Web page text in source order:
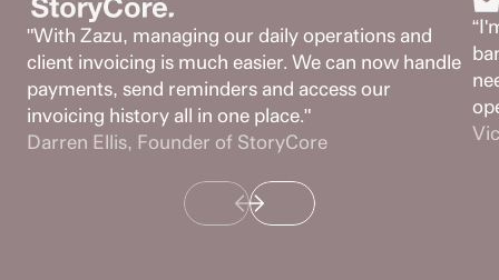
"With Zazu, managing our daily operations and
client invoicing is much easier. We can now handle
payments, send reminders and access our
invoicing history all in one place."
Darren Ellis, Founder of StoryCore